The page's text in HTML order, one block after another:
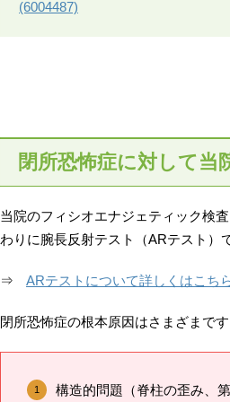
(6004487)
閉所恐怖症に対して当
当院のフィシオエナジェティック検
わりに腕長反射テスト（ARテスト）
⇒ ARテストについて詳しくはこち
閉所恐怖症の根本原因はさまざまで
構造的問題（脊柱の歪み、